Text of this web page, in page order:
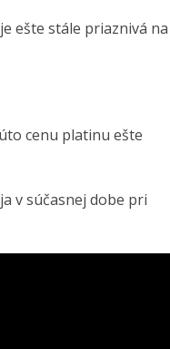
ešte stále priaznivá na
cenu platinu ešte
v súčasnej dobe pri